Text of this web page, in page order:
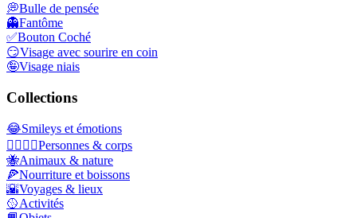
💭Bulle de pensée
👻Fantôme
✅Bouton Coché
😏Visage avec sourire en coin
🤪Visage niais
Collections
😂Smileys et émotions
👩‍❤️‍💋‍👨Personnes & corps
🐝Animaux & nature
🍕Nourriture et boissons
🌇Voyages & lieux
🥎Activités